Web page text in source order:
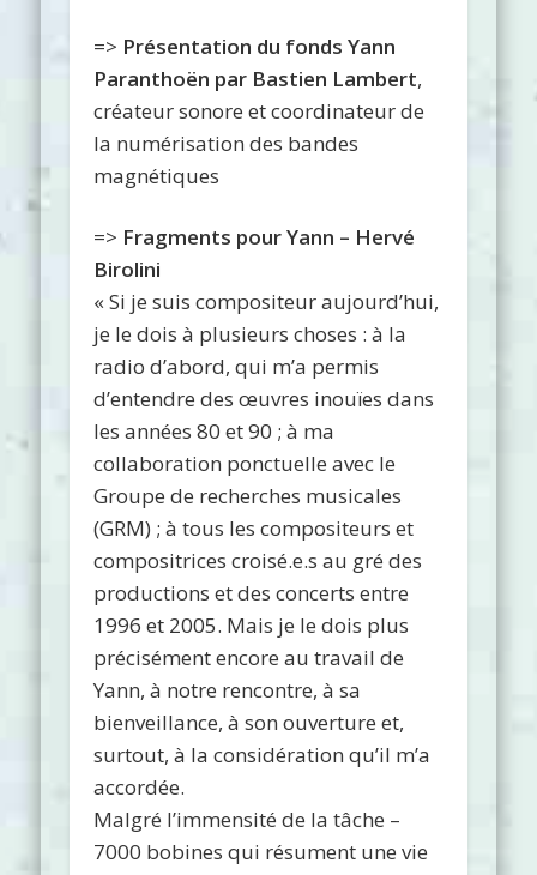
=> Présentation du fonds Yann
Paranthoën par Bastien Lambert,
créateur sonore et coordinateur de
la numérisation des bandes
magnétiques
=> Fragments pour Yann – Hervé
Birolini
« Si je suis compositeur aujourd’hui,
je le dois à plusieurs choses : à la
radio d’abord, qui m’a permis
d’entendre des œuvres inouïes dans
les années 80 et 90 ; à ma
collaboration ponctuelle avec le
Groupe de recherches musicales
(GRM) ; à tous les compositeurs et
compositrices croisé.e.s au gré des
productions et des concerts entre
1996 et 2005. Mais je le dois plus
précisément encore au travail de
Yann, à notre rencontre, à sa
bienveillance, à son ouverture et,
surtout, à la considération qu’il m’a
accordée.
Malgré l’immensité de la tâche –
7000 bobines qui résument une vie